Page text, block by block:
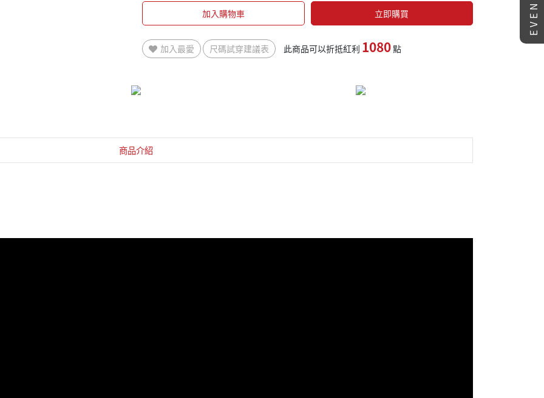
加入購物車 立即購買
加入最愛 尺碼試穿建議表 此商品可以折抵紅利 1080點
商品介紹
EVENT